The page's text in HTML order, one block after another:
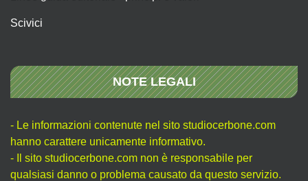
Scivici
NOTE LEGALI
- Le informazioni contenute nel sito studiocerbone.com
hanno carattere unicamente informativo.
- Il sito studiocerbone.com non è responsabile per
qualsiasi danno o problema causato da questo servizio.